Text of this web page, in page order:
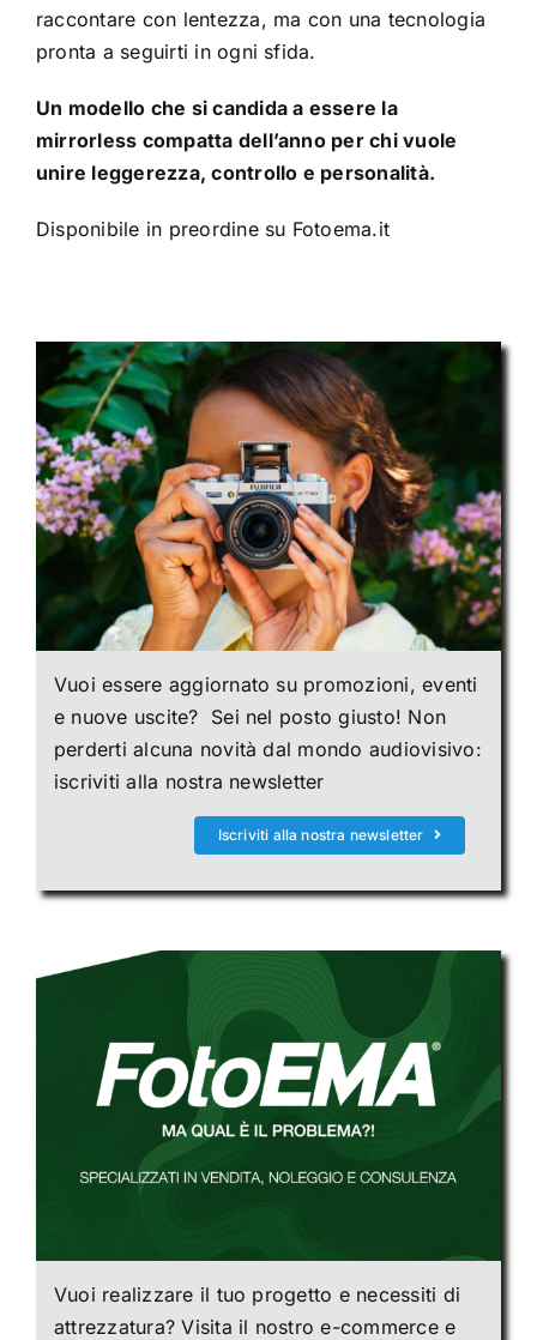
raccontare con lentezza, ma con una tecnologia
pronta a seguirti in ogni sfida.
Un modello che si candida a essere la
mirrorless compatta dell’anno per chi vuole
unire leggerezza, controllo e personalità.
Disponibile in preordine su Fotoema.it
Vuoi essere aggiornato su promozioni, eventi
e nuove uscite? Sei nel posto giusto! Non
perderti alcuna novità dal mondo audiovisivo:
iscriviti alla nostra newsletter
Iscriviti alla nostra newsletter
Vuoi realizzare il tuo progetto e necessiti di
attrezzatura? Visita il nostro e-commerce e